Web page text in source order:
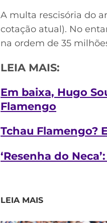
A multa rescisória do
cotação atual). No
na ordem de 35
LEIA MAIS:
Em baixa, Hugo
Flamengo
Tchau Flamengo?
‘Resenha do
LEIA MAIS